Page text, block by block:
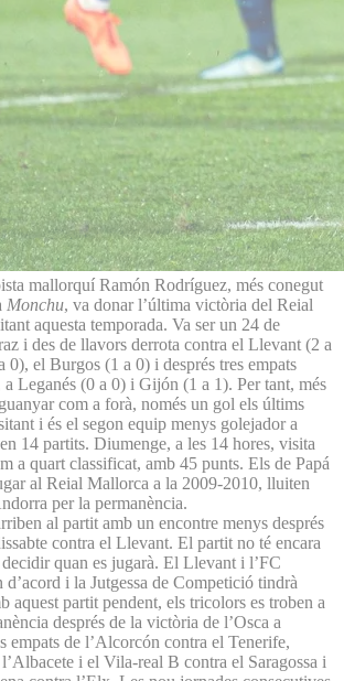
mallorquí Ramón Rodríguez, més conegut
Monchu, va donar l’última victòria del Reial
aquesta temporada. Va ser un 24 de
i des de llavors derrota contra el Llevant (2 a
el Burgos (1 a 0) i després tres empats
Leganés (0 a 0) i Gijón (1 a 1). Per tant, més
com a forà, només un gol els últims
i és el segon equip menys golejador a
14 partits. Diumenge, a les 14 hores, visita
a quart classificat, amb 45 punts. Els de Papá
al Reial Mallorca a la 2009-2010, lluiten
per la permanència.
al partit amb un encontre menys després
contra el Llevant. El partit no té encara
quan es jugarà. El Llevant i l’FC
d’acord i la Jutgessa de Competició tindrà
aquest partit pendent, els tricolors es troben a
després de la victòria de l’Osca a
empats de l’Alcorcón contra el Tenerife,
i el Vila-real B contra el Saragossa i